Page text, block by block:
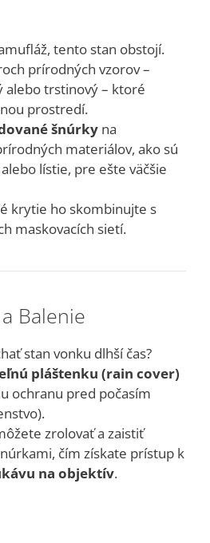
tento stan obstojí.
prírodných vzorov –
alebo trstinový – ktoré
prostredí.
šnúrky na
materiálov, ako sú
lístie, pre ešte väčšie
krytie ho skombinujte s
maskovacích sietí.
Balenie
stan vonku dlhší čas?
pláštenku (rain cover)
ochranu pred počasím
zrolovať a zaistiť
čím získate prístup k
na objektív.